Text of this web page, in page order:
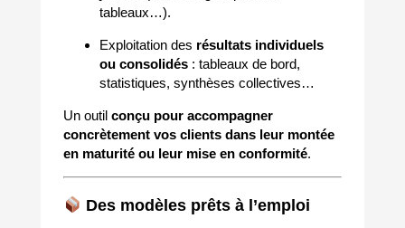
tableaux…).
Exploitation des résultats individuels
ou consolidés : tableaux de bord,
statistiques, synthèses collectives…
Un outil conçu pour accompagner
concrètement vos clients dans leur montée
en maturité ou leur mise en conformité.
Des modèles prêts à l’emploi